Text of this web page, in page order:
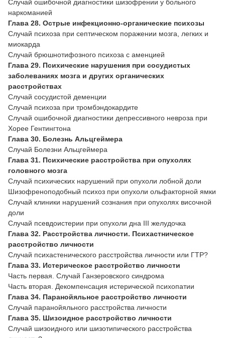
Случай ошибочной диагностики шизофрении у больного
наркоманией
Глава 28. Острые инфекционно-органические психозы
Случай психоза при септическом поражении мозга, легких и
миокарда
Случай брюшнотифозного психоза с аменцией
Глава 29. Психические нарушения при сосудистых
заболеваниях мозга и других органических
расстройствах
Случай сосудистой деменции
Случай психоза при тромбэндокардите
Случай ошибочной диагностики депрессивного невроза при
Хорее Гентингтона
Глава 30. Болезнь Альцгеймера
Случай Болезни Альцгеймера
Глава 31. Психические расстройства при опухолях
головного мозга
Случай психических нарушений при опухоли лобной доли
Шизофреноподобный психоз при опухоли ольфакторной ямки
Случай клиники нарушений сознания при опухолях височной
доли
Случай псевдоистерии при опухоли дна III желудочка
Глава 32. Расстройства личности. Психастническое
расстройство личности
Случай психастенического расстройства личности или ГТР?
Глава 33. Истерическое расстройство личности
Часть первая. Случай Ганзеровского синдрома
Часть вторая. Декомпенсация истерической психопатии
Глава 34. Паранойяльное расстройство личности
Случай паранойяльного расстройства личности
Глава 35. Шизоидное расстройство личности
Случай шизоидного или шизотипического расстройства